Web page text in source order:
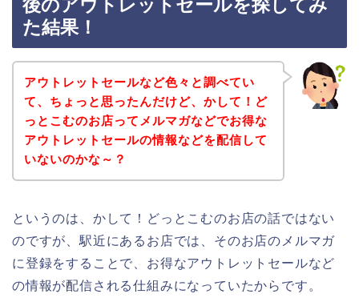
後のアウトレットセールを探してみ
た結果！
アウトレットセールなど色々と調べてい
て、ちょっと思ったんだけど、かして！ど
っとこむのお店ってメルマガなどでお得な
アウトレットセールの情報などを配信して
いないのかな～？
というのは、かして！どっとこむのお店の話ではない
のですが、駅近にあるお店では、そのお店のメルマガ
に登録をすることで、お得なアウトレットセールなど
の情報が配信される仕組みになっていたからです。